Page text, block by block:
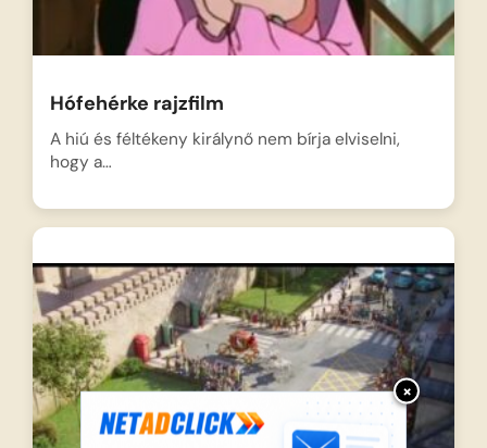
×
Hófehérke rajzfilm
A hiú és féltékeny királynő nem bírja elviselni,
hogy a…